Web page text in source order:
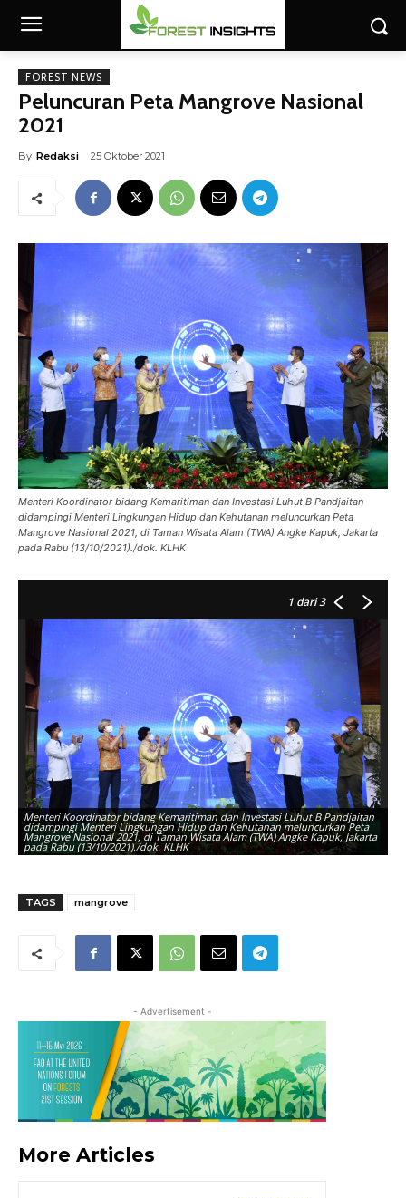
FOREST NEWS
Peluncuran Peta Mangrove Nasional
2021
By Redaksi 25 Oktober 2021
Menteri Koordinator bidang Kemaritiman dan Investasi Luhut B Pandjaitan
didampingi Menteri Lingkungan Hidup dan Kehutanan meluncurkan Peta
Mangrove Nasional 2021, di Taman Wisata Alam (TWA) Angke Kapuk, Jakarta
pada Rabu (13/10/2021)./dok. KLHK
1 dari 3
Menteri Koordinator bidang Kemaritiman dan Investasi Luhut B Pandjaitan
didampingi Menteri Lingkungan Hidup dan Kehutanan meluncurkan Peta
Mangrove Nasional 2021, di Taman Wisata Alam (TWA) Angke Kapuk, Jakarta
pada Rabu (13/10/2021)./dok. KLHK
TAGS mangrove
- Advertisement -
More Articles